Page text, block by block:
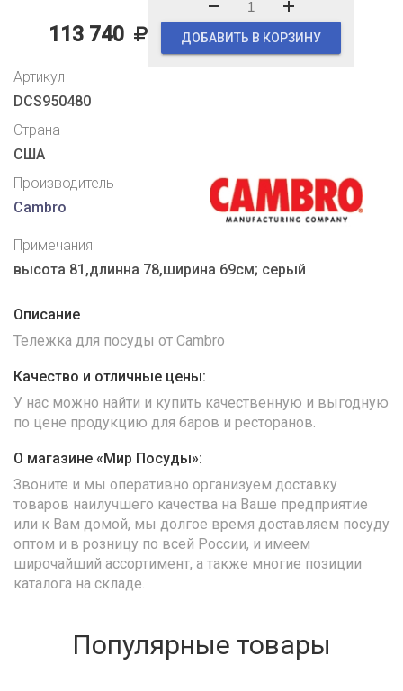
113 740 ДОБАВИТЬ В КОРЗИНУ
Артикул
DCS950480
Страна
США
Производитель
Cambro
Примечания
высота 81,длинна 78,ширина 69см; серый
Описание
Тележка для посуды от Cambro
Качество и отличные цены:
У нас можно найти и купить качественную и выгодную
по цене продукцию для баров и ресторанов.
О магазине «Мир Посуды»:
Звоните и мы оперативно организуем доставку
товаров наилучшего качества на Ваше предприятие
или к Вам домой, мы долгое время доставляем посуду
оптом и в розницу по всей России, и имеем
широчайший ассортимент, а также многие позиции
каталога на складе.
Популярные товары